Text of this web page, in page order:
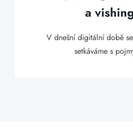
a
V dnešní digitální době
setkáváme s